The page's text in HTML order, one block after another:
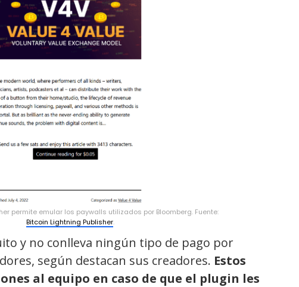
permite emular los paywalls utilizados por Bloomberg. Fuente:
Bitcoin Lightning Publisher.
y no conlleva ningún tipo de pago por
según destacan sus creadores. Estos
al equipo en caso de que el plugin les